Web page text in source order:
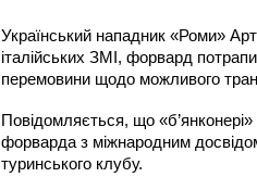
Український нападник «Роми»
італійських ЗМІ, форвард
перемовини щодо можливого
Повідомляється, що
форварда з міжнародним
туринського клубу.